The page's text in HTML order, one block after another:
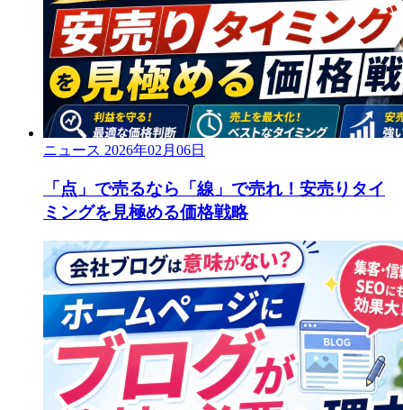
ニュース 2026年02月06日
「点」で売るなら「線」で売れ！安売りタイ
ミングを見極める価格戦略